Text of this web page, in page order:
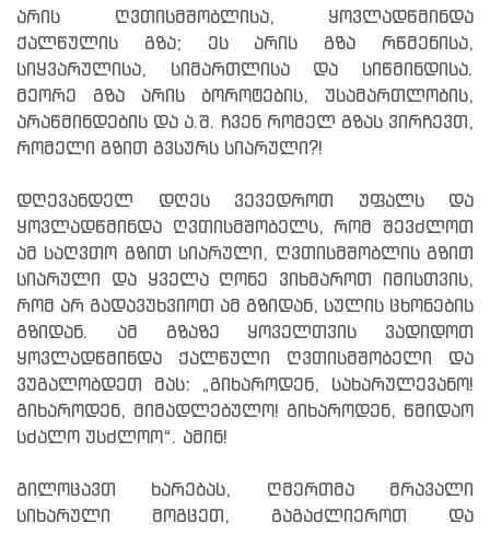
არის ღვთისმშობლისა, ყოვლადწმინდა
ქალწულის გზა; ეს არის გზა რწმენისა,
სიყვარულისა, სიმართლისა და სიწმინდისა.
მეორე გზა არის ბოროტების, უსამართლობის,
არაწმინდების და ა.შ. ჩვენ რომელ გზას ვირჩევთ,
რომელი გზით გვსურს სიარული?!
დღევანდელ დღეს ვევედროთ უფალს და
ყოვლადწმინდა ღვთისმშობელს, რომ შევძლოთ
ამ საღვთო გზით სიარული, ღვთისმშობლის გზით
სიარული და ყველა ღონე ვიხმაროთ იმისთვის,
რომ არ გადავუხვიოთ ამ გზიდან, სულის ცხონების
გზიდან. ამ გზაზე ყოველთვის ვადიდოთ
ყოვლადწმინდა ქალწული ღვთისმშობელი და
ვუგალობდეთ მას: „გიხაროდენ, სახარულევანო!
გიხაროდენ, მიმადლებულო! გიხაროდენ, წმიდაო
სძალო უსძლოო“. ამინ!
გილოცავთ ხარებას, ღმერთმა მრავალი
სიხარული მოგცეთ, გაგაძლიეროთ და